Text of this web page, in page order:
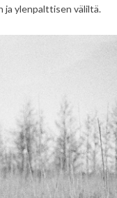
ja ylenpalttisen väliltä.